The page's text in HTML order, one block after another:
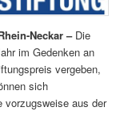
Neckar –Die
im Gedenken an
vergeben,
sich
vorzugsweise aus der